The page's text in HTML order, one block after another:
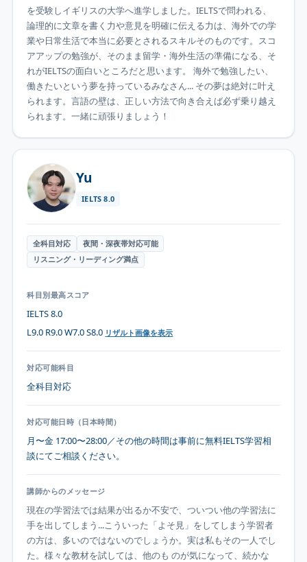
を受験しイギリスの大学へ進学しました。IELTSで問われる、
論理的に文章を書く力や意見を明確に伝える力は、海外での学
業や日常生活で本当に必要とされるスキルそのものです。スコ
アアップの勉強が、そのまま留学・海外生活の準備になる、そ
れがIELTSの面白いところだと思います。 海外で勉強したい、
働きたいという夢を持っているみなさん... その夢は絶対に叶え
られます。言語の壁は、正しい方法で向き合えば必ず乗り越え
られます。一緒に頑張りましょう！
Yu
IELTS8.0
全科目対応
夜間・深夜帯対応可能
リスニング・リーディング満点
科目別最高スコア
IELTS 8.0
L9.0 R9.0 W7.0 S8.0 リザルト画像を表示
対応可能科目
全科目対応
対応可能日時（日本時間）
月〜金 17:00〜28:00／その他の時間は事前に無料IELTS学習相
談にてご相談ください。
講師からのメッセージ
現在の学習法では結果が出るか不安で、ついつい他の学習法に
手を出してしまう...こういった「よそ見」をしてしまう学習者
の方は、多いのではないのでしょうか。実は私もその一人でし
た。様々な教材を試しては、他のも のが気になって、続かな